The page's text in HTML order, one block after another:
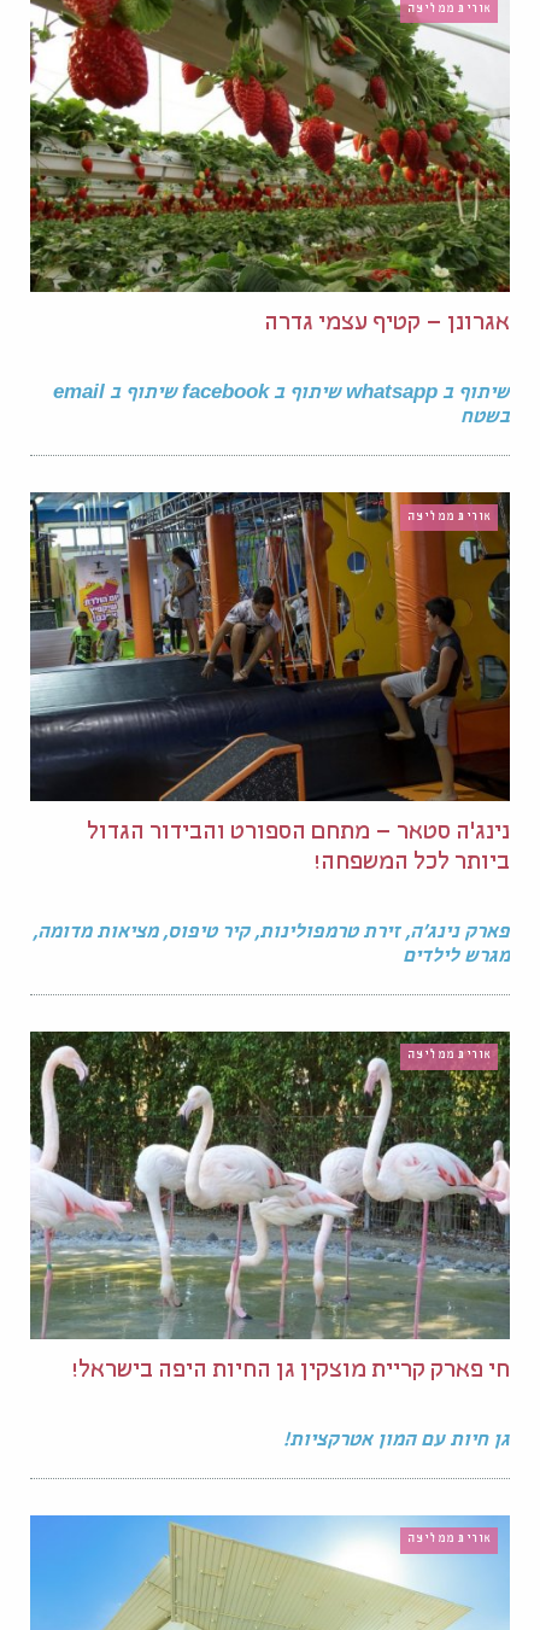
אורית ממליצה
אגרונן – קטיף עצמי גדרה
שיתוף ב whatsapp שיתוף ב facebook שיתוף ב email
בשטח
אורית ממליצה
נינג'ה סטאר – מתחם הספורט והבידור הגדול
ביותר לכל המשפחה!
פארק נינג'ה, זירת טרמפולינות, קיר טיפוס, מציאות מדומה,
מגרש לילדים
אורית ממליצה
חי פארק קריית מוצקין גן החיות היפה בישראל!
גן חיות עם המון אטרקציות!
אורית ממליצה